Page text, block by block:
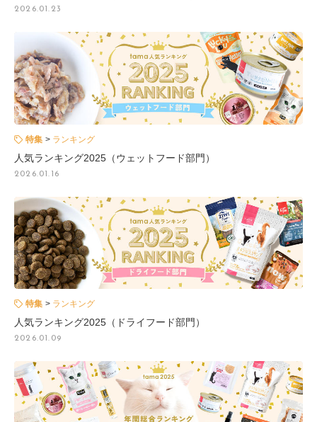
2026.01.23
特集 ランキング
人気ランキング2025（ウェットフード部門）
2026.01.16
特集 ランキング
人気ランキング2025（ドライフード部門）
2026.01.09